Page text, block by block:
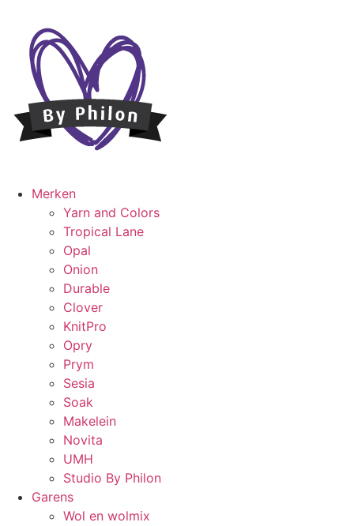
inhoud
Merken
Yarn and Colors
Tropical Lane
Opal
Onion
Durable
Clover
KnitPro
Opry
Prym
Sesia
Soak
Makelein
Novita
UMH
Studio By Philon
Garens
Wol en wolmix